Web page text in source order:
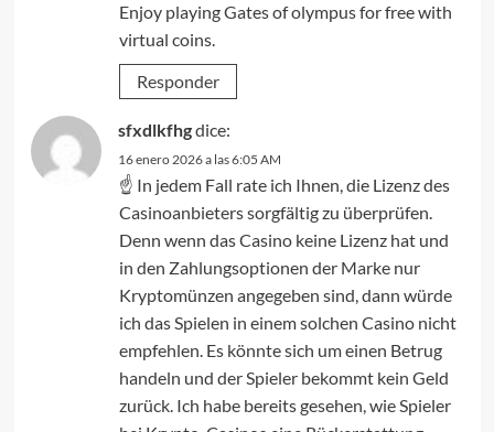
Enjoy playing Gates of olympus for free with
virtual coins.
Responder
sfxdlkfhgdice:
16 enero 2026 a las 6:05 AM
☝️ In jedem Fall rate ich Ihnen, die Lizenz des
Casinoanbieters sorgfältig zu überprüfen.
Denn wenn das Casino keine Lizenz hat und
in den Zahlungsoptionen der Marke nur
Kryptomünzen angegeben sind, dann würde
ich das Spielen in einem solchen Casino nicht
empfehlen. Es könnte sich um einen Betrug
handeln und der Spieler bekommt kein Geld
zurück. Ich habe bereits gesehen, wie Spieler